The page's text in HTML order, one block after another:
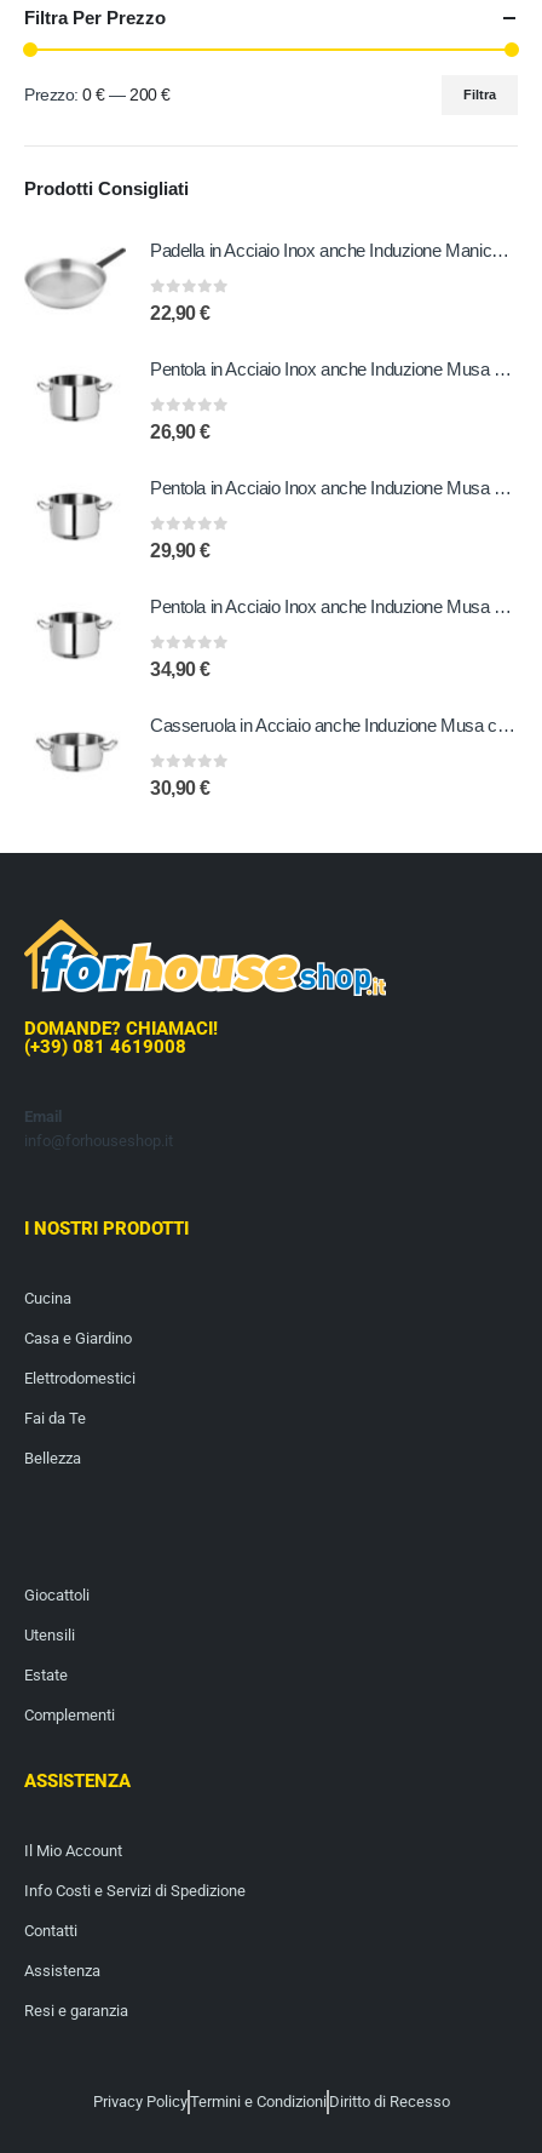
Filtra Per Prezzo
Filtra
Prezzo:0 €— 200 €
Prodotti Consigliati
Padella in Acciaio Inox anche Induzione Manico in Bachelite 20 cm
0out of 5
22,90€
Pentola in Acciaio Inox anche Induzione Musa 20 cm
0out of 5
26,90€
Pentola in Acciaio Inox anche Induzione Musa 22 cm
0out of 5
29,90€
Pentola in Acciaio Inox anche Induzione Musa 24 cm
0 out of 5
34,90€
Casseruola in Acciaio anche Induzione Musa con due Manici 24 cm
0out of 5
30,90€
DOMANDE? CHIAMACI!
(+39) 081 4619008
Email
info@forhouseshop.it
I NOSTRI PRODOTTI
Cucina
Casa e Giardino
Elettrodomestici
Fai da Te
Bellezza
Giocattoli
Utensili
Estate
Complementi
ASSISTENZA
Il Mio Account
Info Costi e Servizi di Spedizione
Contatti
Assistenza
Resi e garanzia
Privacy PolicyTermini e Condizioni Diritto di Recesso